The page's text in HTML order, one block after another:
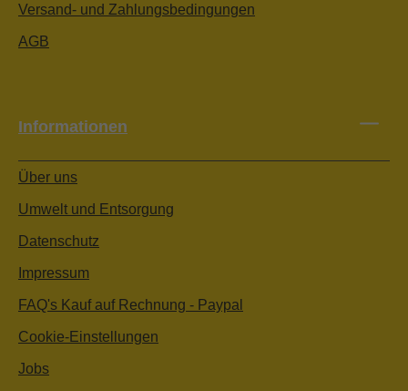
Versand- und Zahlungsbedingungen
AGB
Informationen
Über uns
Umwelt und Entsorgung
Datenschutz
Impressum
FAQ's Kauf auf Rechnung - Paypal
Cookie-Einstellungen
Jobs